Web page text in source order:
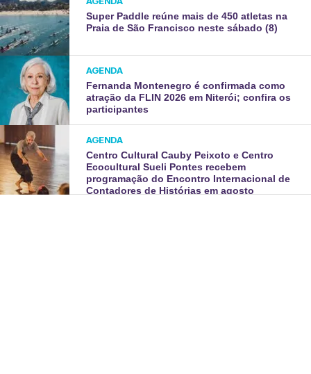
Super Paddle reúne mais de 450 atletas na
Praia de São Francisco neste sábado (8)
AGENDA
Fernanda Montenegro é confirmada como
atração da FLIN 2026 em Niterói; confira os
participantes
AGENDA
Centro Cultural Cauby Peixoto e Centro
Ecocultural Sueli Pontes recebem
programação do Encontro Internacional de
Contadores de Histórias em agosto